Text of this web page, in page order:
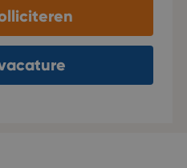
belangrijk. Ze gaan met
mee hoe een
komt bij het
ook veel bezig met